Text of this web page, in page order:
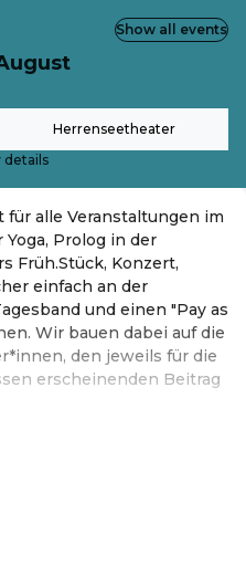
Herrenseetheater
details
Show all events
alle Veranstaltungen im
Prolog in der
Früh.Stück, Konzert,
einfach an der
und einen "Pay as
Wir bauen dabei auf die
den jeweils für die
erscheinenden Beitrag